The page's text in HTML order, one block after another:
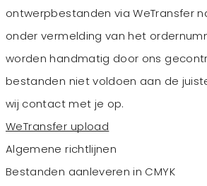
ontwerpbestanden via WeTransfer
onder vermelding van het
worden handmatig door ons
bestanden niet voldoen aan de
wij contact met je op.
WeTransfer upload
Algemene richtlijnen
Bestanden aanleveren in CMYK